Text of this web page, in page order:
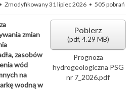
Zmodyfikowany 31 lipiec 2026 505 pobrań
Pobierz
(pdf, 4.29 MB)
Prognoza
hydrogeologiczna PSG
nr 7_2026.pdf
zmian
zasobów
wód
na
wodną w